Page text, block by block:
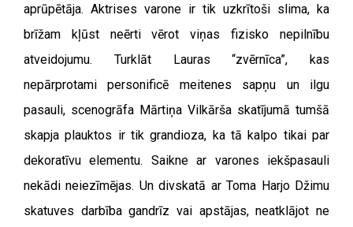
aprūpētāja. Aktrises varone ir tik uzkrītoši slima, ka
brīžam kļūst neērti vērot viņas fizisko nepilnību
atveidojumu. Turklāt Lauras “zvērnīca”, kas
nepārprotami personificē meitenes sapņu un ilgu
pasauli, scenogrāfa Mārtiņa Vilkārša skatījumā tumšā
skapja plauktos ir tik grandioza, ka tā kalpo tikai par
dekoratīvu elementu. Saikne ar varones iekšpasauli
nekādi neiezīmējas. Un divskatā ar Toma Harjo Džimu
skatuves darbība gandrīz vai apstājas, neatklājot ne